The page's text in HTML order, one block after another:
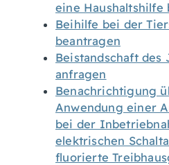
eine Haushaltshilfe
Beihilfe bei der
beantragen
Beistandschaft des
anfragen
Benachrichtigung
Anwendung einer
bei der
elektrischen
fluorierte